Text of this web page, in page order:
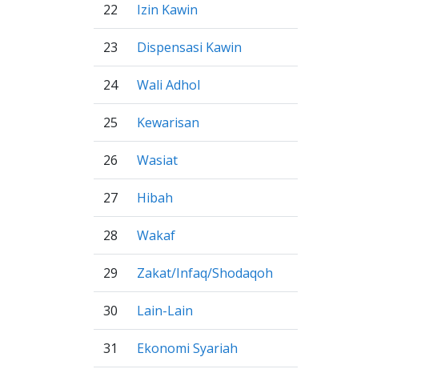
22 Izin Kawin
23 Dispensasi Kawin
24 Wali Adhol
25 Kewarisan
26 Wasiat
27 Hibah
28 Wakaf
29 Zakat/Infaq/Shodaqoh
30 Lain-Lain
31 Ekonomi Syariah